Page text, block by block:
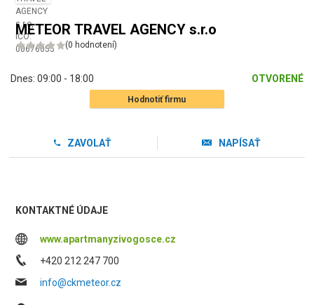
METEOR TRAVEL AGENCY s.r.o
(0 hodnotení)
Dnes: 09:00 - 18:00 OTVORENÉ
Hodnotiť firmu
ZAVOLAŤ NAPÍSAŤ
KONTAKTNÉ ÚDAJE
www.apartmanyzivogosce.cz
+420 212 247 700
info@ckmeteor.cz